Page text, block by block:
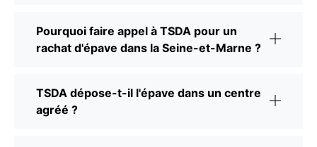
Pourquoi faire appel à TSDA pour un
rachat d'épave dans la Seine-et-Marne ?
TSDA dépose-t-il l'épave dans un centre
agréé ?